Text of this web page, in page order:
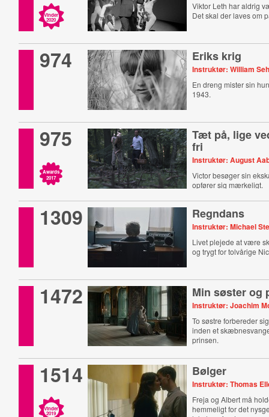
Vinder
2020
Viktor Leth har aldrig
Det skal der laves om
974 Eriks krig
Instruktør: William
En dreng mister sin
1943.
975
Awards
2017
Tæt på, lige
fri
Instruktør: August
Victor besøger sin
opfører sig mærkeligt.
1309 Regndans
Instruktør: Michael
Livet plejede at være
og trygt for tolvårige
1472 Min søster og
Instruktør: Joachim
To søstre forbereder
inden et
prinsen.
1514
Vinder
2019
Bølger
Instruktør: Thomas
Freja og Albert må
hemmeligt for det